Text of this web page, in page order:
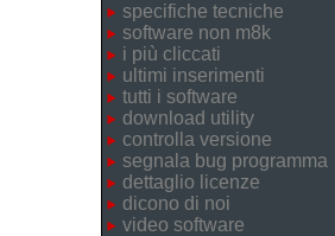
specifiche tecniche
software non m8k
i più cliccati
ultimi inserimenti
tutti i software
download utility
controlla versione
segnala bug programma
dettaglio licenze
dicono di noi
video software